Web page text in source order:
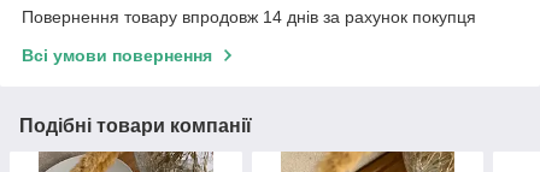
Повернення товару впродовж 14 днів за рахунок покупця
Всі умови повернення
Подібні товари компанії